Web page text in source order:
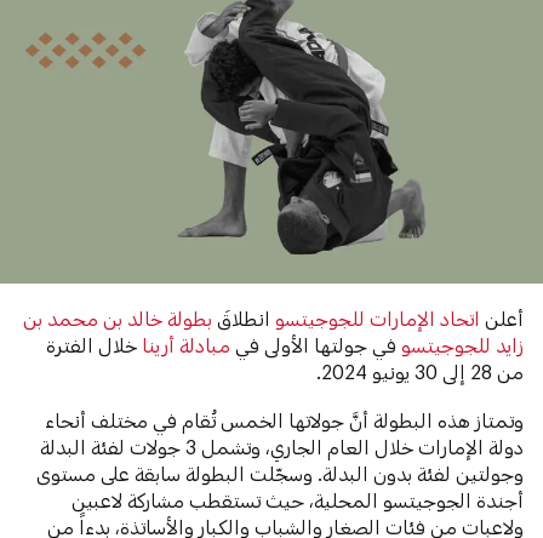
أعلناتحاد الإمارات للجوجيتسوانطلاقَبطولة خالد بن محمد بن
زايد للجوجيتسوفي جولتها الأولى في مبادلة أريناخلال الفترة
من 28 إلى 30 يونيو 2024.
وتمتاز هذه البطولة أنَّ جولاتها الخمس تُقام في مختلف أنحاء
دولة الإمارات خلال العام الجاري، وتشمل 3 جولات لفئة البدلة
وجولتين لفئة بدون البدلة. وسجّلت البطولة سابقة على مستوى
أجندة الجوجيتسو المحلية، حيث تستقطب مشاركة لاعبين
ولاعبات من فئات الصغار والشباب والكبار والأساتذة، بدءاً من